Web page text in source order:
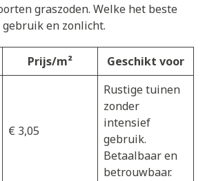
graszoden. Welke het beste
en zonlicht.
Prijs/m² Geschikt voor
€ 3,05
Rustige tuinen
zonder
intensief
gebruik.
Betaalbaar en
betrouwbaar.